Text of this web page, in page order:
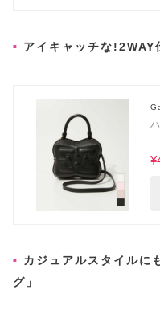
アイキャッチな!2WAY
カジュアルスタイルに
グ」